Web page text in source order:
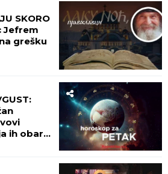
SKORO
Jefrem
grešku
ih obara